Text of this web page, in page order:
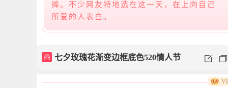
捧。不少网友特地选在这一天，在上向自己
所爱的人表白。
商 七夕玫瑰花渐变边框底色520情人节
正文